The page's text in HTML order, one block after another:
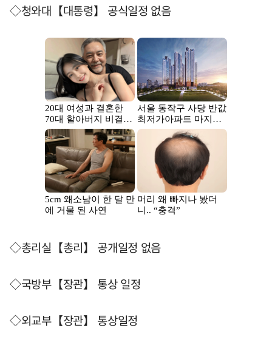
◇청와대【대통령】 공식일정 없음
◇총리실【총리】 공개일정 없음
◇국방부【장관】 통상 일정
◇외교부【장관】 통상일정